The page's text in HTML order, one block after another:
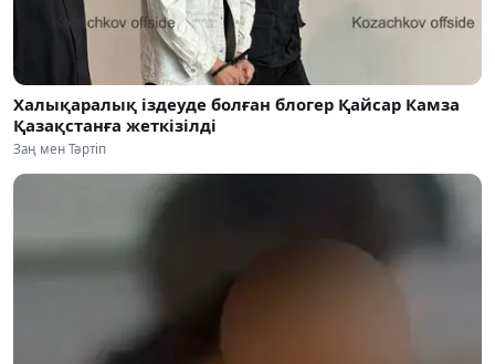
Халықаралық іздеуде болған блогер Қайсар Камза
Қазақстанға жеткізілді
Заң мен Тәртіп